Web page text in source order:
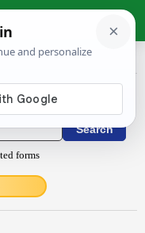
latin
forms